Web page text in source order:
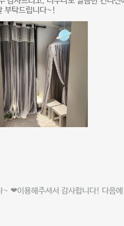
부탁드립니다~!
~ ❤이용해주셔서 감사합니다! 다음